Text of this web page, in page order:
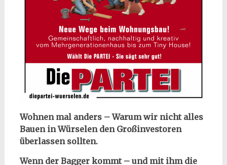
Wohnen mal anders – Warum wir nicht alles
Bauen in Würselen den Großinvestoren
überlassen sollten.
Wenn der Bagger kommt – und mit ihm die